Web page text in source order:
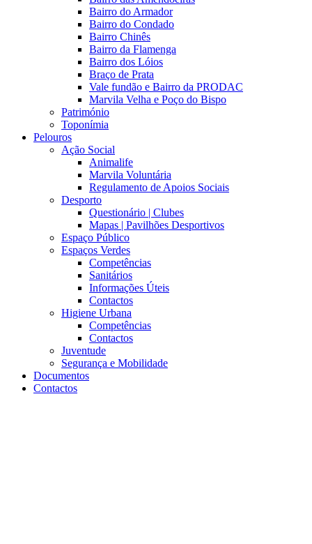
Bairro do Armador
Bairro do Condado
Bairro Chinês
Bairro da Flamenga
Bairro dos Lóios
Braço de Prata
Vale fundão e Bairro da PRODAC
Marvila Velha e Poço do Bispo
Património
Toponímia
Pelouros
Ação Social
Animalife
Marvila Voluntária
Regulamento de Apoios Sociais
Desporto
Questionário | Clubes
Mapas | Pavilhões Desportivos
Espaço Público
Espaços Verdes
Competências
Sanitários
Informações Úteis
Contactos
Higiene Urbana
Competências
Contactos
Juventude
Segurança e Mobilidade
Documentos
Contactos